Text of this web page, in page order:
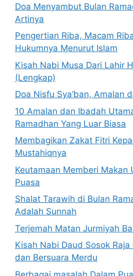
Doa Menyambut Bulan
Artinya
Pengertian Riba, Macam
Hukumnya Menurut Islam
Kisah Nabi Musa Dari Lahir
(Lengkap)
Doa Nisfu Sya’ban, Amalan
10 Amalan dan Ibadah
Ramadhan Yang Luar Biasa
Membagikan Zakat Fitri
Mustahiqnya
Keutamaan Memberi Makan
Puasa
Shalat Tarawih di Bulan
Adalah Sunnah
Terjemah Matan Jurmiyah
Kisah Nabi Daud Sosok
dan Bersuara Merdu